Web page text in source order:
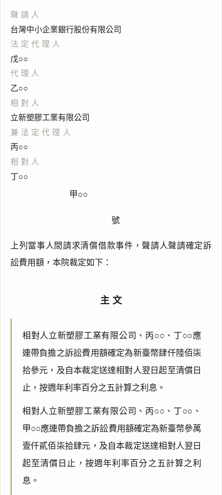
聲請人
台灣中小企業銀行股份有限公司
法定代理人
戊○○
代理人
乙○○
相對人
立新塑膠工業有限公司
兼法定代理人
丙○○
相對人
丁○○
甲○○
號
上列當事人間請求清償借款事件，聲請人聲請確定訴
訟費用額，本院裁定如下：
主文
相對人立新塑膠工業有限公司、丙○○、丁○○應
連帶負擔之訴訟費用額確定為新臺幣肆仟陸佰柒
拾參元，及自本裁定送達相對人翌日起至清償日
止，按週年利率百分之五計算之利息。
相對人立新塑膠工業有限公司、丙○○、丁○○、
甲○○應連帶負擔之訴訟費用額確定為新臺幣參萬
壹仟貳佰柒拾肆元，及自本裁定送達相對人翌日
起至清償日止，按週年利率百分之五計算之利
息。